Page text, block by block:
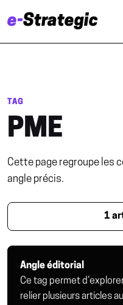
e-Strategic
TAG
PME
Cette page regroupe les
angle précis.
1
Angle éditorial
Ce tag permet
relier plusieurs articles